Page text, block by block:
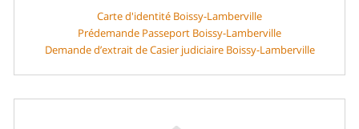
Carte d'identité Boissy-Lamberville
Prédemande Passeport Boissy-Lamberville
Demande d’extrait de Casier judiciaire Boissy-Lamberville